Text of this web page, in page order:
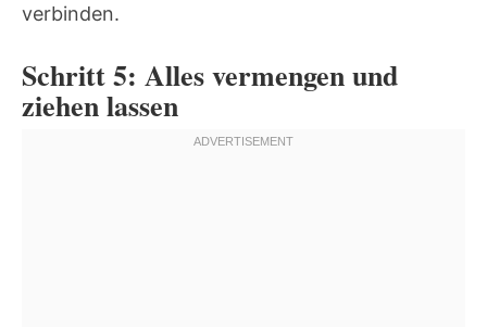
verbinden.
Schritt 5: Alles vermengen und
ziehen lassen